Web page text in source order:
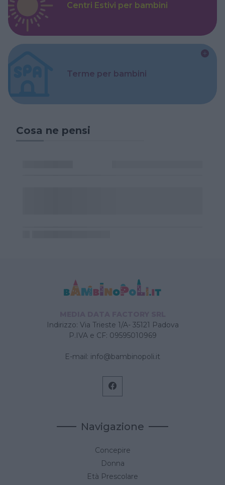
Centri Estivi per bambini
Terme per bambini
Cosa ne pensi
Indirizzo: Via Trieste 1/A- 35121 Padova
P.IVA e CF: 09595010969
E-mail: info@bambinopoli.it
Navigazione
Concepire
Donna
Età Prescolare